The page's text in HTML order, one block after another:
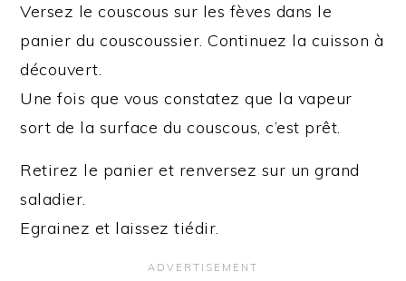
Versez le couscous sur les fèves dans le
panier du couscoussier. Continuez la cuisson à
découvert.
Une fois que vous constatez que la vapeur
sort de la surface du couscous, c’est prêt.
Retirez le panier et renversez sur un grand
saladier.
Egrainez et laissez tiédir.